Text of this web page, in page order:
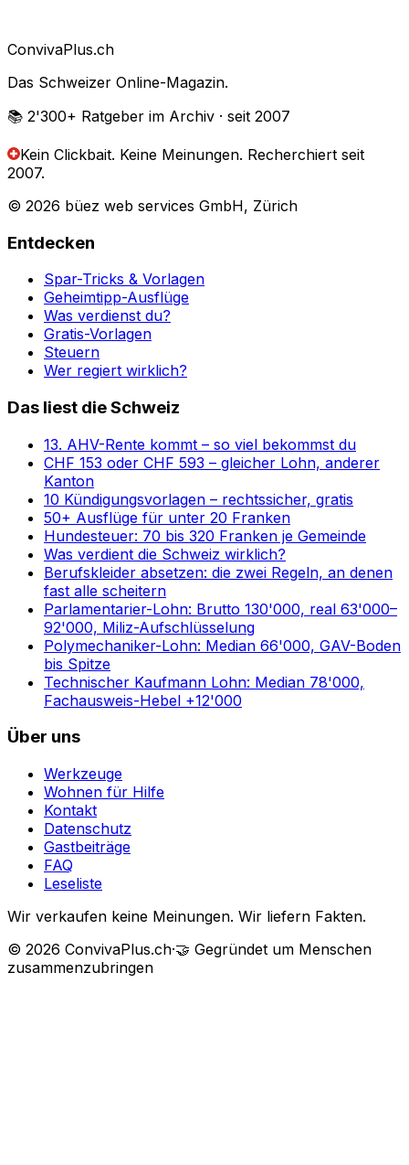
ConvivaPlus.ch
Das Schweizer Online-Magazin.
📚 2'300+ Ratgeber im Archiv · seit 2007
Kein Clickbait. Keine Meinungen. Recherchiert seit
2007.
© 2026 büez web services GmbH, Zürich
Entdecken
Spar-Tricks & Vorlagen
Geheimtipp-Ausflüge
Was verdienst du?
Gratis-Vorlagen
Steuern
Wer regiert wirklich?
Das liest die Schweiz
13. AHV-Rente kommt – so viel bekommst du
CHF 153 oder CHF 593 – gleicher Lohn, anderer
Kanton
10 Kündigungsvorlagen – rechtssicher, gratis
50+ Ausflüge für unter 20 Franken
Hundesteuer: 70 bis 320 Franken je Gemeinde
Was verdient die Schweiz wirklich?
Berufskleider absetzen: die zwei Regeln, an denen
fast alle scheitern
Parlamentarier-Lohn: Brutto 130'000, real 63'000–
92'000, Miliz-Aufschlüsselung
Polymechaniker-Lohn: Median 66'000, GAV-Boden
bis Spitze
Technischer Kaufmann Lohn: Median 78'000,
Fachausweis-Hebel +12'000
Über uns
Werkzeuge
Wohnen für Hilfe
Kontakt
Datenschutz
Gastbeiträge
FAQ
Leseliste
Wir verkaufen keine Meinungen. Wir liefern Fakten.
© 2026 ConvivaPlus.ch·🤝 Gegründet um Menschen
zusammenzubringen